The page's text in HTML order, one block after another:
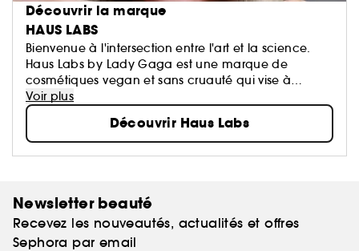
Découvrir la marque
HAUS LABS
Bienvenue à l'intersection entre l'art et la science.
Haus Labs by Lady Gaga est une marque de
cosmétiques vegan et sans cruauté qui vise à
répandre la bienveillance, la bravoure et la
créativité par le biais d'un maquillage de haute
technologie, à haute pigmentation et de haute
performance pour tous.
Voir plus
Découvrir Haus Labs
Newsletter beauté
Recevez les nouveautés, actualités et offres
Sephora par email